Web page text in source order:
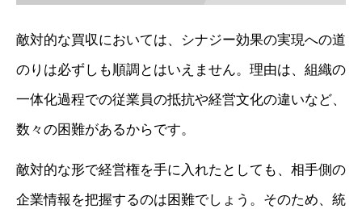
敵対的な買収においては、シナジー効果の実現への道
のりは必ずしも順調とはいえません。理由は、組織の
一体化過程での従業員の抵抗や経営文化の違いなど、
数々の困難があるからです。
敵対的な形で経営権を手に入れたとしても、相手側の
企業情報を把握するのは困難でしょう。そのため、統